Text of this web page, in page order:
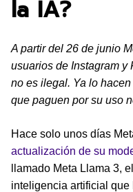
la IA?
A partir del 26 de junio
usuarios de Instagram y
no es ilegal. Ya lo
que paguen por su uso
Hace solo unos días
actualización de su
llamado Meta Llama 3,
inteligencia artificial que